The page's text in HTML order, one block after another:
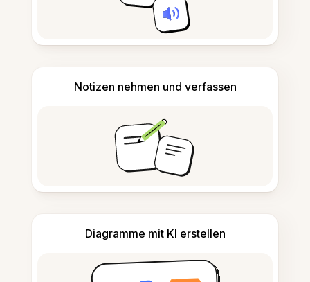
Notizen nehmen und verfassen
Diagramme mit KI erstellen